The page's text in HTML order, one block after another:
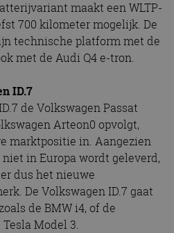
maakt een WLTP-
700 kilometer mogelijk. De
technische platform met de
met de Audi Q4 e-tron.
ID.7
de Volkswagen Passat
Arteon0 opvolgt,
marktpositie in. Aangezien
in Europa wordt geleverd,
dus het nieuwe
De Volkswagen ID.7 gaat
de BMW i4, of de
Model 3.